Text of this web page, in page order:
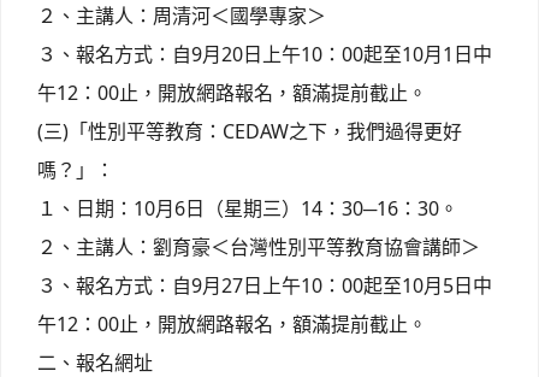
２、主講人：周清河＜國學專家＞
３、報名方式：自9月20日上午10：00起至10月1日中
午12：00止，開放網路報名，額滿提前截止。
(三)「性別平等教育：CEDAW之下，我們過得更好
嗎？」：
１、日期：10月6日（星期三）14：30─16：30。
２、主講人：劉育豪＜台灣性別平等教育協會講師＞
３、報名方式：自9月27日上午10：00起至10月5日中
午12：00止，開放網路報名，額滿提前截止。
二、報名網址